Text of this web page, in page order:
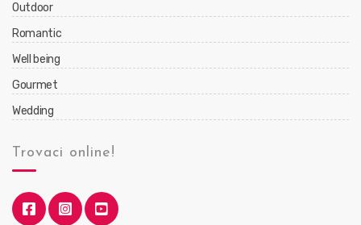
Outdoor
Romantic
Well being
Gourmet
Wedding
Trovaci online!